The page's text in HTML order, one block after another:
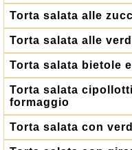
Torta salata alle
Torta salata alle
Torta salata bietole
Torta salata
formaggio
Torta salata con